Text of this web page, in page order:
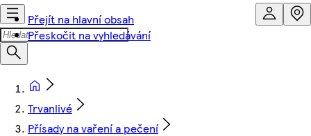
Přejít na hlavní obsah
Přeskočit na vyhledávání
Trvanlivé
Přísady na vaření a pečení